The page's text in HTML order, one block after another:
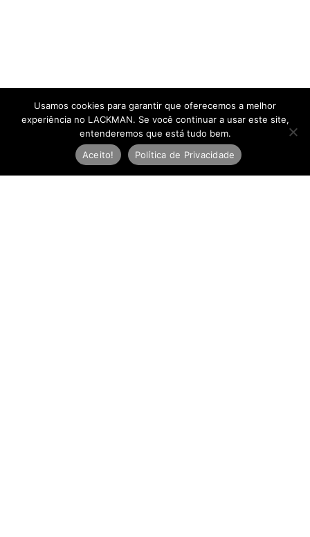
Usamos cookies para garantir que oferecemos a melhor
experiência no LACKMAN. Se você continuar a usar este site,
entenderemos que está tudo bem.
Aceito!
Política de Privacidade